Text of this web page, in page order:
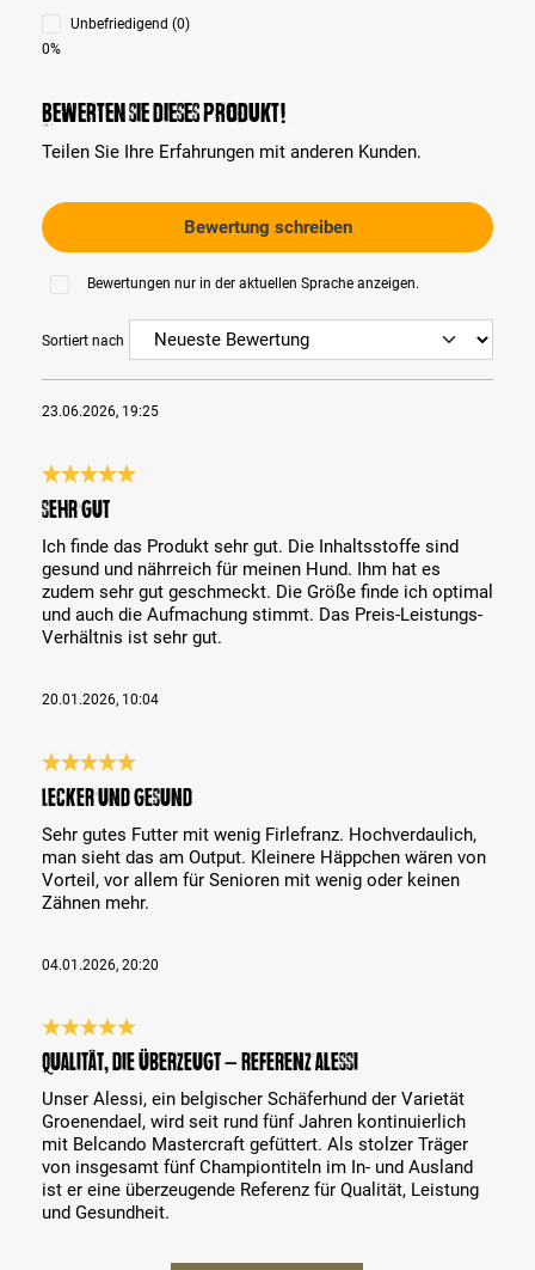
Unbefriedigend (0)
0%
Bewerten Sie dieses Produkt!
Teilen Sie Ihre Erfahrungen mit anderen Kunden.
Bewertung schreiben
Bewertungen nur in der aktuellen Sprache anzeigen.
Sortiert nach
23.06.2026, 19:25
Bewertung mit 5 von 5 Sternen
Sehr gut
Ich finde das Produkt sehr gut. Die Inhaltsstoffe sind
gesund und nährreich für meinen Hund. Ihm hat es
zudem sehr gut geschmeckt. Die Größe finde ich optimal
und auch die Aufmachung stimmt. Das Preis-Leistungs-
Verhältnis ist sehr gut.
20.01.2026, 10:04
Bewertung mit 5 von 5 Sternen
Lecker und gesund
Sehr gutes Futter mit wenig Firlefranz. Hochverdaulich,
man sieht das am Output. Kleinere Häppchen wären von
Vorteil, vor allem für Senioren mit wenig oder keinen
Zähnen mehr.
04.01.2026, 20:20
Bewertung mit 5 von 5 Sternen
Qualität, die überzeugt – Referenz Alessi
Unser Alessi, ein belgischer Schäferhund der Varietät
Groenendael, wird seit rund fünf Jahren kontinuierlich
mit Belcando Mastercraft gefüttert. Als stolzer Träger
von insgesamt fünf Championtiteln im In- und Ausland
ist er eine überzeugende Referenz für Qualität, Leistung
und Gesundheit.